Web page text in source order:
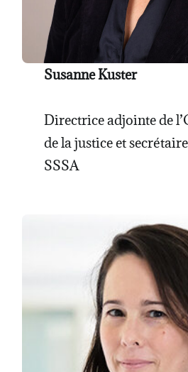
Susanne Kuster
Directrice adjointe de
de la justice et
SSSA